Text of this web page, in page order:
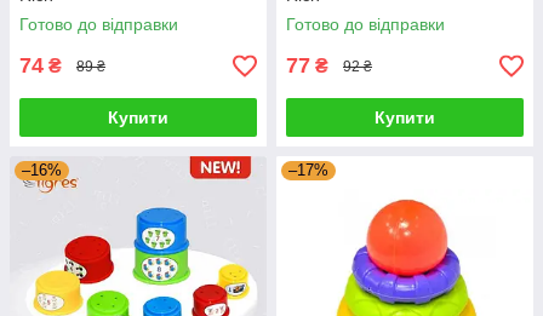
Готово до відправки
74 ₴ 89 ₴
Купити
Готово до відправки
77 ₴ 92 ₴
Купити
–16% –17%